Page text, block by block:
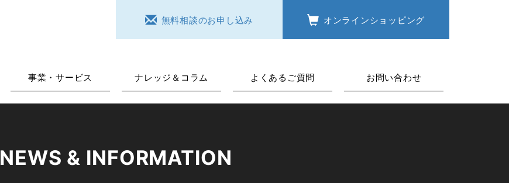
無料相談のお申し込み オンラインショッピング
事業・サービス ナレッジ＆コラム よくあるご質問 お問い合わせ
NEWS & INFORMATION